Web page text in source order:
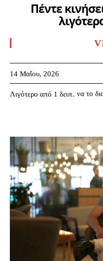
Πέντε
14 Μαΐου, 2026
Λιγότερο από 1 δευτ. να το